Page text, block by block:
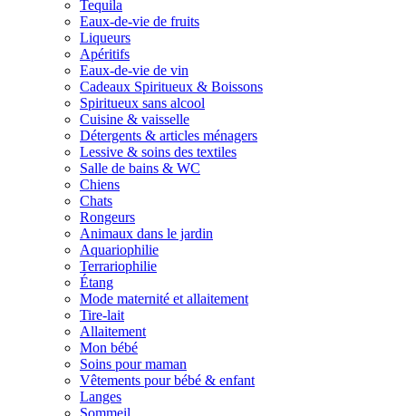
Tequila
Eaux-de-vie de fruits
Liqueurs
Apéritifs
Eaux-de-vie de vin
Cadeaux Spiritueux & Boissons
Spiritueux sans alcool
Cuisine & vaisselle
Détergents & articles ménagers
Lessive & soins des textiles
Salle de bains & WC
Chiens
Chats
Rongeurs
Animaux dans le jardin
Aquariophilie
Terrariophilie
Étang
Mode maternité et allaitement
Tire-lait
Allaitement
Mon bébé
Soins pour maman
Vêtements pour bébé & enfant
Langes
Sommeil